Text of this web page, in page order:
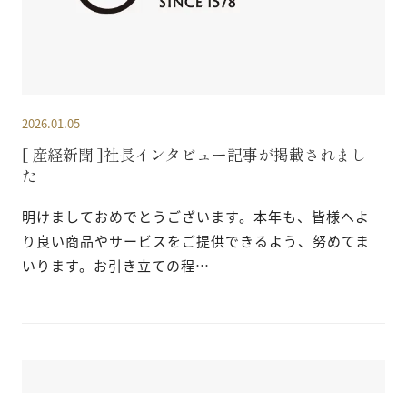
2026.01.05
[ 産経新聞 ]社長インタビュー記事が掲載されまし
た
明けましておめでとうございます。本年も、皆様へよ
り良い商品やサービスをご提供できるよう、努めてま
いります。お引き立ての程…